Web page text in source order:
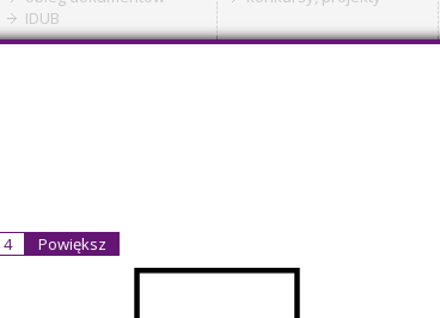
IDUB
Powiększ